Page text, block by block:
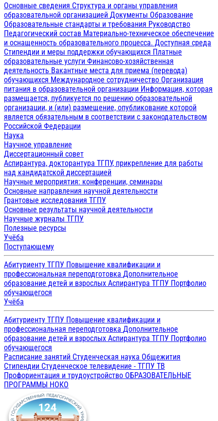
Основные сведения Структура и органы управления
образовательной организацией Документы Образование
Образовательные стандарты и требования Руководство
Педагогический состав Материально-техническое обеспечение
и оснащенность образовательного процесса. Доступная среда
Стипендии и меры поддержки обучающихся Платные
образовательные услуги Финансово-хозяйственная
деятельность Вакантные места для приема (перевода)
обучающихся Международное сотрудничество Организация
питания в образовательной организации Информация, которая
размещается, публикуется по решению образовательной
организации, и (или) размещение, опубликование которой
является обязательным в соответствии с законодательством
Российской Федерации
Наука
Научное управление
Диссертационный совет
Аспирантура, докторантура ТГПУ, прикрепление для работы
над кандидатской диссертацией
Научные мероприятия: конференции, семинары
Основные направления научной деятельности
Грантовые исследования ТГПУ
Основные результаты научной деятельности
Научные журналы ТГПУ
Полезные ресурсы
Учёба
Поступающему
Абитуриенту ТГПУ Повышение квалификации и
профессиональная переподготовка Дополнительное
образование детей и взрослых Аспирантура ТГПУ Портфолио
обучающегося
Учёба
Абитуриенту ТГПУ Повышение квалификации и
профессиональная переподготовка Дополнительное
образование детей и взрослых Аспирантура ТГПУ Портфолио
обучающегося
Расписание занятий Студенческая наука Общежития
Стипендии Студенческое телевидение - ТГПУ ТВ
Профориентация и трудоустройство ОБРАЗОВАТЕЛЬНЫЕ
ПРОГРАММЫ НОКО